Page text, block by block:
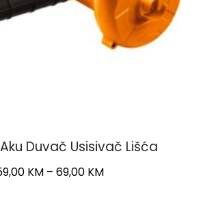
Duvač Usisivač Lišća
KM – 69,00 KMPrice